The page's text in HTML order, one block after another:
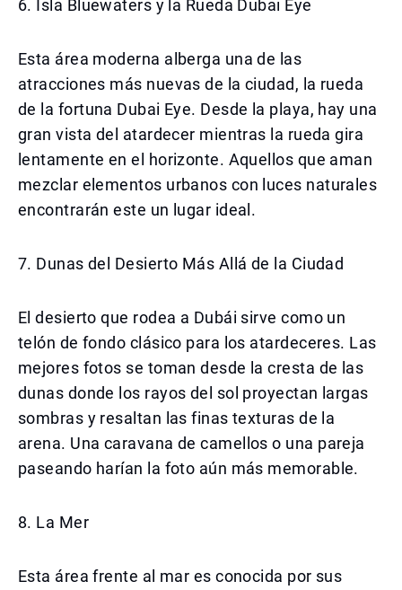
6. Isla Bluewaters y la Rueda Dubai Eye
Esta área moderna alberga una de las
atracciones más nuevas de la ciudad, la rueda
de la fortuna Dubai Eye. Desde la playa, hay una
gran vista del atardecer mientras la rueda gira
lentamente en el horizonte. Aquellos que aman
mezclar elementos urbanos con luces naturales
encontrarán este un lugar ideal.
7. Dunas del Desierto Más Allá de la Ciudad
El desierto que rodea a Dubái sirve como un
telón de fondo clásico para los atardeceres. Las
mejores fotos se toman desde la cresta de las
dunas donde los rayos del sol proyectan largas
sombras y resaltan las finas texturas de la
arena. Una caravana de camellos o una pareja
paseando harían la foto aún más memorable.
8. La Mer
Esta área frente al mar es conocida por sus